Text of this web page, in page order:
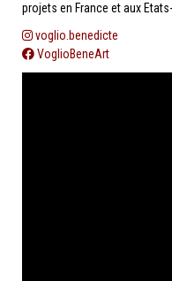
projets en France et aux
voglio.benedicte
VoglioBeneArt